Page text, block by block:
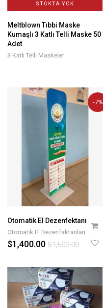
STOKTA YOK
Meltblown Tıbbi Maske
Kumaşlı 3 Katlı Telli Maske 50
Adet
3 Katlı Telli Maskeler
-7%
Otomatik El Dezenfektanı
Otomatik El Dezenfaktanları
$1,400.00$1,500.00